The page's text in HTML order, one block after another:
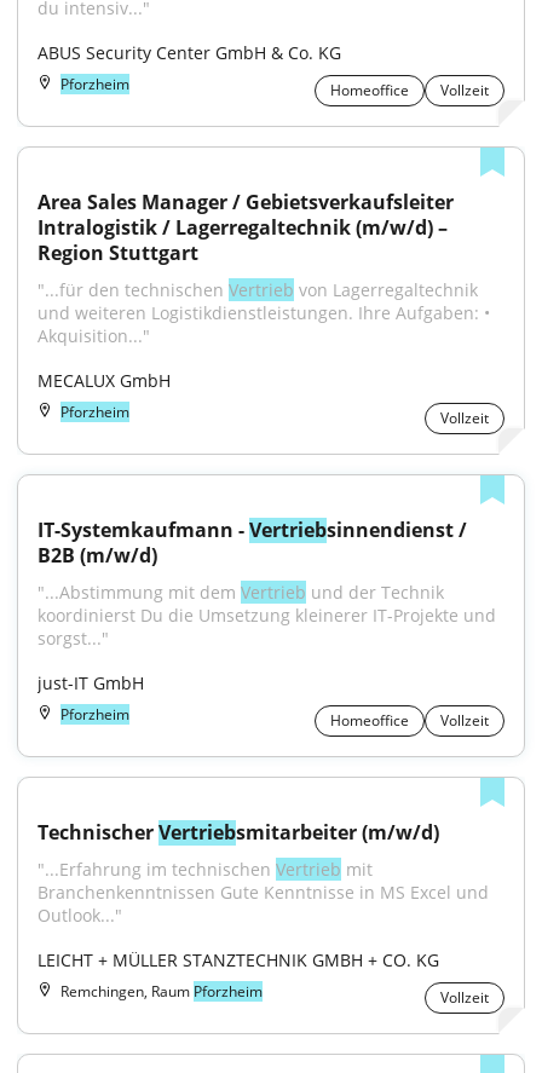
du intensiv..."
ABUS Security Center GmbH & Co. KG
Pforzheim Homeoffice Vollzeit
Area Sales Manager / Gebietsverkaufsleiter
Intralogistik / Lagerregaltechnik (m/w/d) –
Region Stuttgart
"...für den technischen Vertrieb von Lagerregaltechnik
und weiteren Logistikdienstleistungen. Ihre Aufgaben: •
Akquisition..."
MECALUX GmbH
Pforzheim Vollzeit
IT-Systemkaufmann - Vertriebsinnendienst /
B2B (m/w/d)
"...Abstimmung mit dem Vertrieb und der Technik
koordinierst Du die Umsetzung kleinerer IT-Projekte und
sorgst..."
just-IT GmbH
Pforzheim Homeoffice Vollzeit
Technischer Vertriebsmitarbeiter (m/w/d)
"...Erfahrung im technischen Vertrieb mit
Branchenkenntnissen Gute Kenntnisse in MS Excel und
Outlook..."
LEICHT + MÜLLER STANZTECHNIK GMBH + CO. KG
Remchingen, Raum Pforzheim Vollzeit